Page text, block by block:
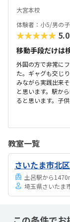
教室入っても緊張
大宮本校
体験者：小5/男の子
★★★★★ 5.0
移動手段だけは
外国の方で非常に
た。ギャグも交じ
みながら実践出来
と思います。駅か
ると思います。子
ます。感染対策も
せんでしたが中は
確認するところで
すく良かったです
教室一覧
さいたま市北
土呂駅から
埼玉県さいたま